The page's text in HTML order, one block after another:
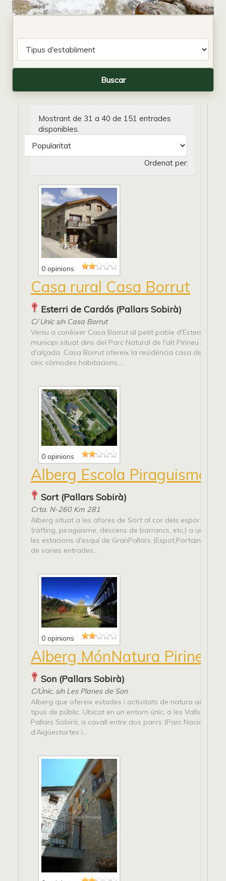
Mostrant de 31 a 40 de 151 entrades
disponibles.
Ordenat per:
0 opinions
Casa rural Casa Borrut
Esterri de Cardós (Pallars Sobirà)
C/ Unic s/n Casa Borrut
Veniu a conèixer Casa Borrut al petit poble d'Esterri de
municipi situat dins del Parc Natural de l'alt Pirineu a
d'alçada. Casa Borrut ofereix la residència casa de
cinc còmodes habitacions,...
0 opinions
Alberg Escola Piraguisme
Sort (Pallars Sobirà)
Crta. N-260 Km 281
Alberg situat a les afores de Sort al cor dels esports
(ràfting, piragüisme, descens de barrancs, etc,) a uns 35
les estacions d'esquí de GranPallars (Espot,Portainè i
de varies entrades...
0 opinions
Alberg MónNatura Pirineus
Son (Pallars Sobirà)
C/Únic, s/n Les Planes de Son
Alberg que ofereix estades i activitats de natura
tipus de públic. Ubicat en un entorn únic, a les Valls
Pallars Sobirà, a cavall entre dos parcs (Parc Nacional
d’Aigüestortes i...